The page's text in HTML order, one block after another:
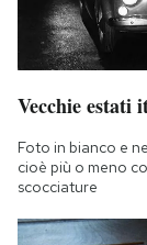
Vecchie estati
Foto in bianco e
cioè più o meno
scocciature